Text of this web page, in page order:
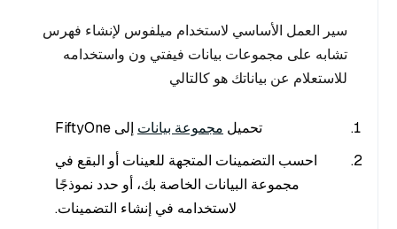
سير العمل الأساسي لاستخدام ميلفوس لإنشاء فهرس
تشابه على مجموعات بيانات فيفتي ون واستخدامه
للاستعلام عن بياناتك هو كالتالي
تحميل مجموعة بيانات إلى FiftyOne
احسب التضمينات المتجهة للعينات أو البقع في
مجموعة البيانات الخاصة بك، أو حدد نموذجًا
لاستخدامه في إنشاء التضمينات.